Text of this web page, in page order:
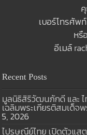
เบอร์โทรศั
หรื
อีเมล์
Recent Posts
มูลนิธิสิริวัฒนภักดี และ
เฉลิมพระเกียรติสมเด็จ
5, 2026
ไปรษณีย์ไทย เปิดตัวแส